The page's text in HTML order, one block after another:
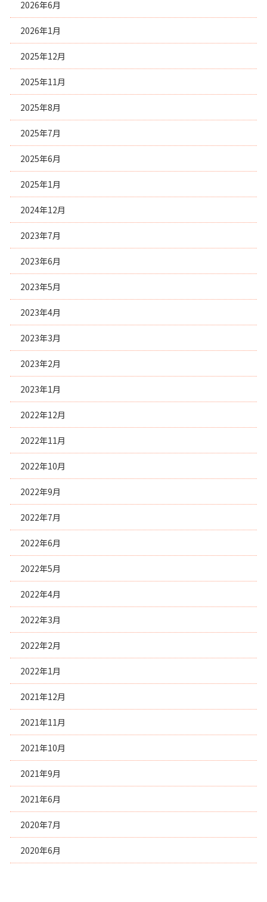
2026年6月
2026年1月
2025年12月
2025年11月
2025年8月
2025年7月
2025年6月
2025年1月
2024年12月
2023年7月
2023年6月
2023年5月
2023年4月
2023年3月
2023年2月
2023年1月
2022年12月
2022年11月
2022年10月
2022年9月
2022年7月
2022年6月
2022年5月
2022年4月
2022年3月
2022年2月
2022年1月
2021年12月
2021年11月
2021年10月
2021年9月
2021年6月
2020年7月
2020年6月